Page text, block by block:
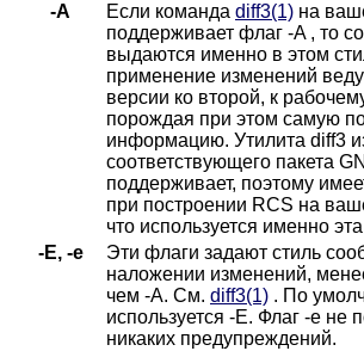
-A Если команда diff3(1) на
поддерживает флаг -A , то
выдаются именно в этом
применение изменений
версии ко второй, к
порождая при этом самую
информацию. Утилита diff3
соответствующего пакета
поддерживает, поэтому
при построении RCS на
что используется именно
-E, -e
Эти флаги задают стиль
наложении изменений,
чем -A. См. diff3(1) . По
используется -E. Флаг -e не
никаких предупреждений.